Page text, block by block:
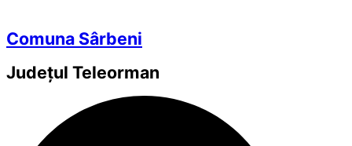
Comuna Sârbeni
Județul Teleorman